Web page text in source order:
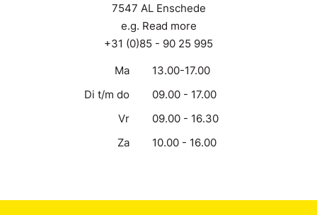
7547 AL Enschede
e.g. Read more
+31 (0)85 - 90 25 995
Ma
13.00-17.00
Di t/m do
09.00 - 17.00
Vr
09.00 - 16.30
Za
10.00 - 16.00